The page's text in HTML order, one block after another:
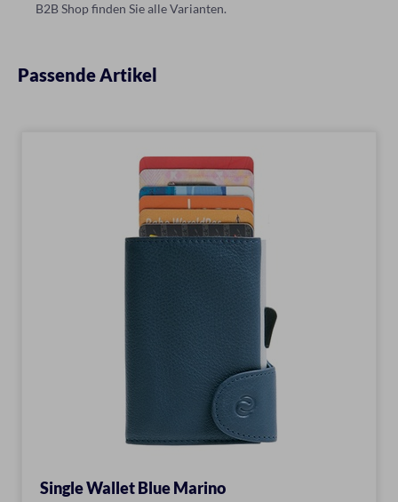
B2B Shop finden Sie alle Varianten.
Passende Artikel
Single Wallet Blue Marino